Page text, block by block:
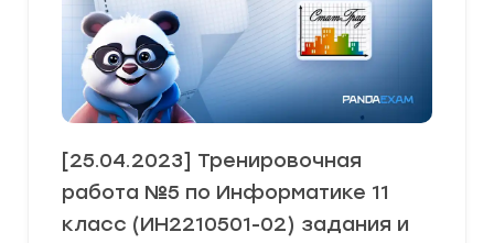
[25.04.2023] Тренировочная
работа №5 по Информатике 11
класс (ИН2210501-02) задания и